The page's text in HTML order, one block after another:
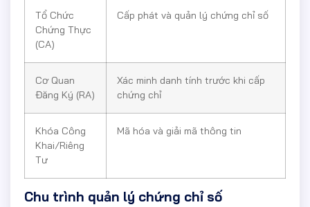
Tổ Chức
Chứng Thực
(CA)
Cấp phát và quản lý chứng chỉ số
Cơ Quan
Đăng Ký (RA)
Xác minh danh tính trước khi cấp
chứng chỉ
Khóa Công
Khai/Riêng
Tư
Mã hóa và giải mã thông tin
Chu trình quản lý chứng chỉ số